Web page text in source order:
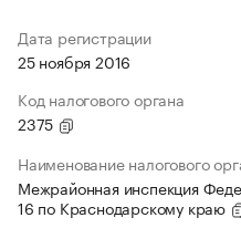
Дата регистрации
25 ноября 2016
Код налогового органа
2375
Наименование налогового
Межрайонная инспекция
16 по Краснодарскому краю